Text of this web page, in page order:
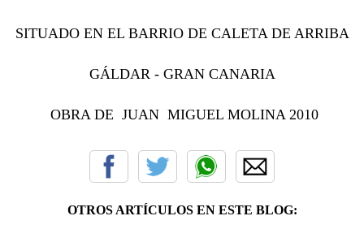
SITUADO EN EL BARRIO DE CALETA DE ARRIBA
GÁLDAR - GRAN CANARIA
OBRA DE JUAN MIGUEL MOLINA 2010
OTROS ARTÍCULOS EN ESTE BLOG: